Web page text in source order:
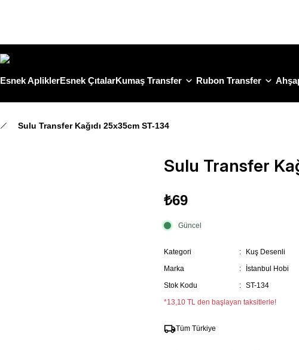
Esnek ApliklerEsnek ÇıtalarKumaş Transfer Rubon Transfer
Sulu Transfer Kağıdı 25x35cm ST-134
Sulu Transfer
₺69
Güncel
Kategori
Kuş Desenli
Marka
İstanbul Hobi
Stok Kodu
ST-134
*13,10 TL den başlayan taksitlerle!
Tüm Türkiye